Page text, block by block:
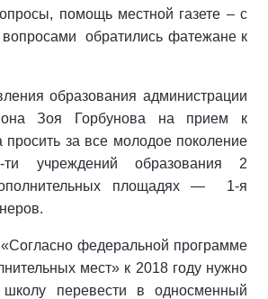
помощь местной газете – с
обратились фатежане к
образования администрации
Зоя Горбунова на прием к
просить за все молодое поколение
учреждений образования 2
площадях — 1-я
федеральной программе
мест» к 2018 году нужно
перевести в односменный